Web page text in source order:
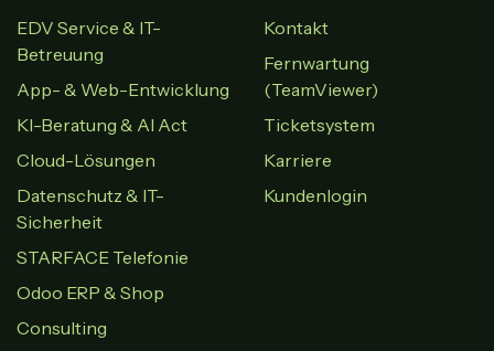
EDV Service & IT-
Betreuung
App- & Web-Entwicklung
KI-Beratung & AI Act
Cloud-Lösungen
Datenschutz & IT-
Sicherheit
STARFACE Telefonie
Odoo ERP & Shop
Consulting
Kontakt
Fernwartung
(TeamViewer)
Ticketsystem
Karriere
Kundenlogin